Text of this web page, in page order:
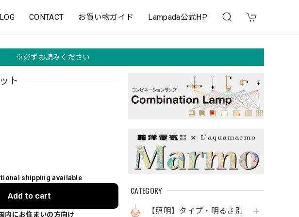
CONTACT お買い物ガイド Lampada公式HP
※必ずお読みください
CATEGORY
【照明】タイプ・明るさ別
ト
shipping available
Add to cart
内にお住まいの方向け